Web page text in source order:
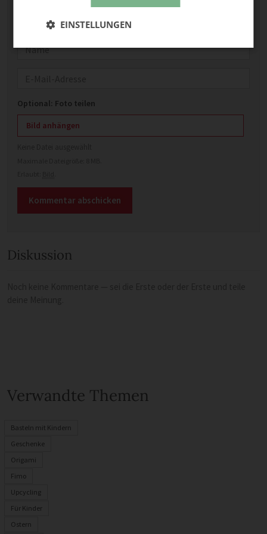
Name
Optional: Foto teilen
Bild anhängen
Diskussion
Verwandte Themen
Basteln mit Kindern
Geschenke
Origami
Fimo
Upcycling
Für Kinder
Ostern
EINSTELLUNGEN